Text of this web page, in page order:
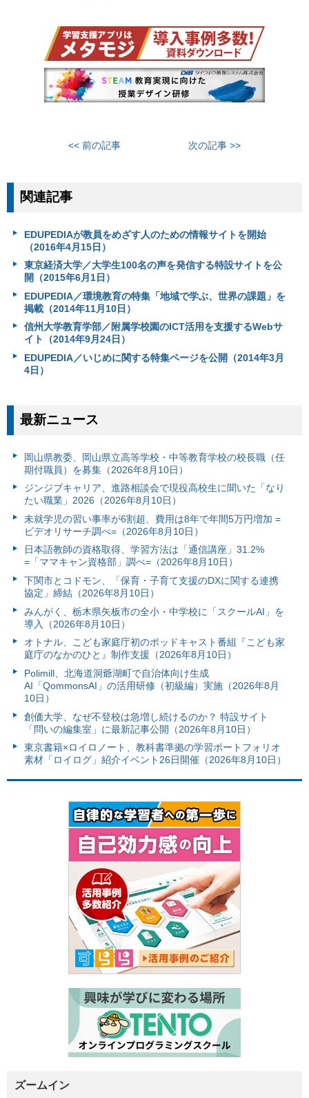
<< 前の記事 次の記事 >>
関連記事
EDUPEDIAが教員をめざす人のための情報サイトを開始
（2016年4月15日）
東京経済大学／大学生100名の声を発信する特設サイトを公
開（2015年6月1日）
EDUPEDIA／環境教育の特集「地域で学ぶ、世界の課題」を
掲載（2014年11月10日）
信州大学教育学部／附属学校園のICT活用を支援するWebサ
イト（2014年9月24日）
EDUPEDIA／いじめに関する特集ページを公開（2014年3月
4日）
最新ニュース
岡山県教委、岡山県立高等学校・中等教育学校の校長職（任
期付職員）を募集（2026年8月10日）
ジンジブキャリア、進路相談会で現役高校生に聞いた「なり
たい職業」2026（2026年8月10日）
未就学児の習い事率が6割超、費用は8年で年間5万円増加 =
ビデオリサーチ調べ=（2026年8月10日）
日本語教師の資格取得、学習方法は「通信講座」31.2%
=「ママキャン資格部」調べ=（2026年8月10日）
下関市とコドモン、「保育・子育て支援のDXに関する連携
協定」締結（2026年8月10日）
みんがく、栃木県矢板市の全小・中学校に「スクールAI」を
導入（2026年8月10日）
オトナル、こども家庭庁初のポッドキャスト番組『こども家
庭庁のなかのひと』制作支援（2026年8月10日）
Polimill、北海道洞爺湖町で自治体向け生成
AI「QommonsAI」の活用研修（初級編）実施（2026年8月
10日）
創価大学、なぜ不登校は急増し続けるのか？ 特設サイト
「問いの編集室」に最新記事公開（2026年8月10日）
東京書籍×ロイロノート、教科書準拠の学習ポートフォリオ
素材「ロイログ」紹介イベント26日開催（2026年8月10日）
ズームイン